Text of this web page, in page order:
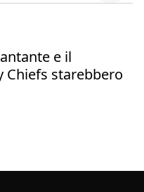
e il
Chiefs starebbero